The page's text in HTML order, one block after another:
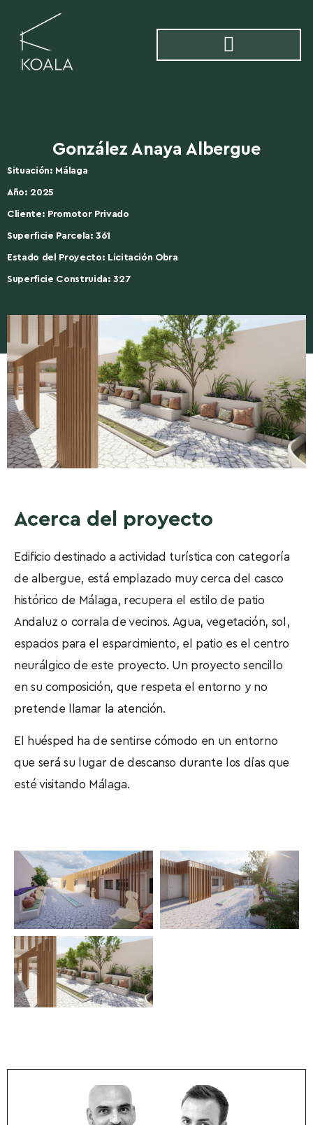
González Anaya Albergue
Situación: Málaga
Año: 2025
Cliente: Promotor Privado
Superficie Parcela: 361
Estado del Proyecto: Licitación Obra
Superficie Construida: 327
Acerca del proyecto
Edificio destinado a actividad turística con categoría
de albergue, está emplazado muy cerca del casco
histórico de Málaga, recupera el estilo de patio
Andaluz o corrala de vecinos. Agua, vegetación, sol,
espacios para el esparcimiento, el patio es el centro
neurálgico de este proyecto. Un proyecto sencillo
en su composición, que respeta el entorno y no
pretende llamar la atención.
El huésped ha de sentirse cómodo en un entorno
que será su lugar de descanso durante los días que
esté visitando Málaga.